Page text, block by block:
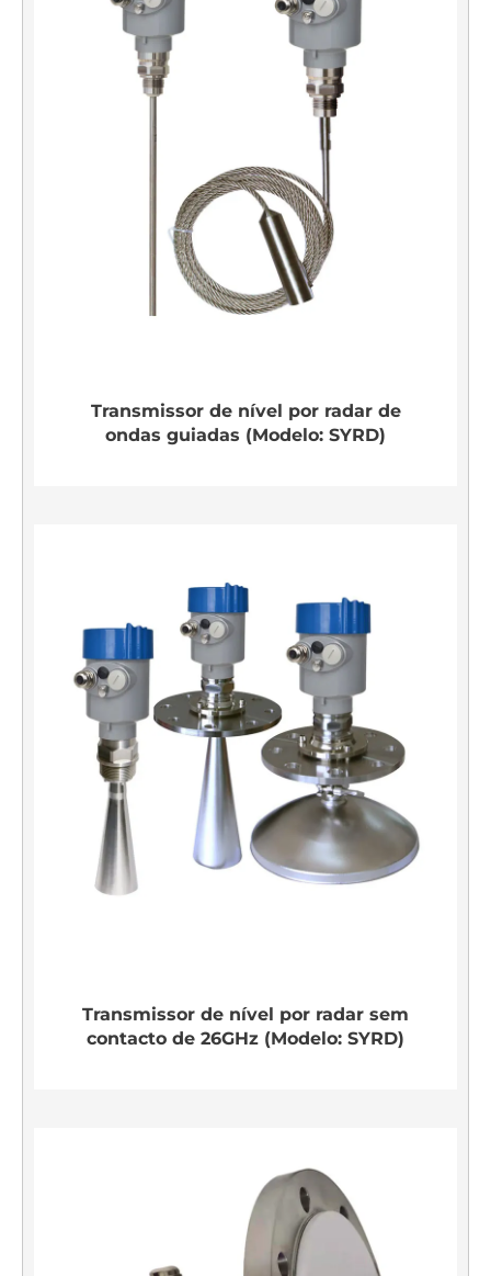
Transmissor de nível por radar de
ondas guiadas (Modelo: SYRD)
Transmissor de nível por radar sem
contacto de 26GHz (Modelo: SYRD)